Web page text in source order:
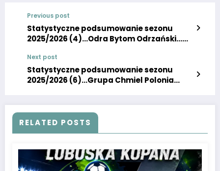
Previous post
Statystyczne podsumowanie sezonu
2025/2026 (4)…Odra Bytom Odrzański…
Next post
Statystyczne podsumowanie sezonu
2025/2026 (6)…Grupa Chmiel Polonia
RELATED POSTS